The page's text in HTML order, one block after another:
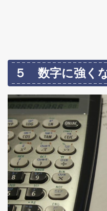
５ 数字に強く